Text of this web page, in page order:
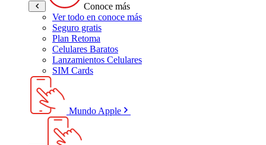
Conoce más
Ver todo en conoce más
Seguro gratis
Plan Retoma
Celulares Baratos
Lanzamientos Celulares
SIM Cards
Mundo Apple